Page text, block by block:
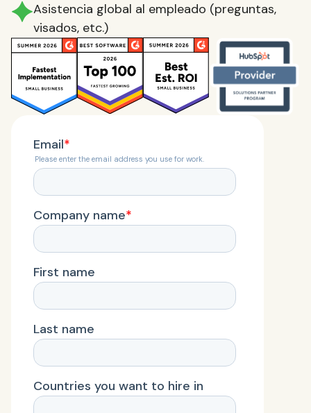
Asistencia global al empleado (preguntas,
visados, etc.)